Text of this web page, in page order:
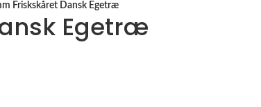
Friskskåret Dansk Egetræ
Egetræ